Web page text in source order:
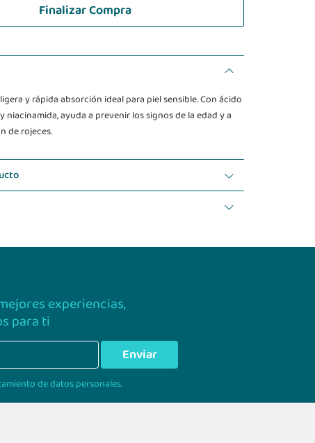
Finalizar Compra
y rápida absorción ideal para piel sensible. Con ácido
niacinamida, ayuda a prevenir los signos de la edad y a
de rojeces.
experiencias,
para ti
Enviar
de datos personales.